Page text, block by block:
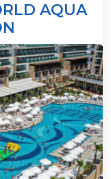
AQUA